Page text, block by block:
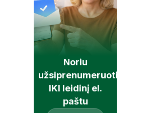
Noriu
užsiprenumeruoti
IKI leidinį el.
paštu